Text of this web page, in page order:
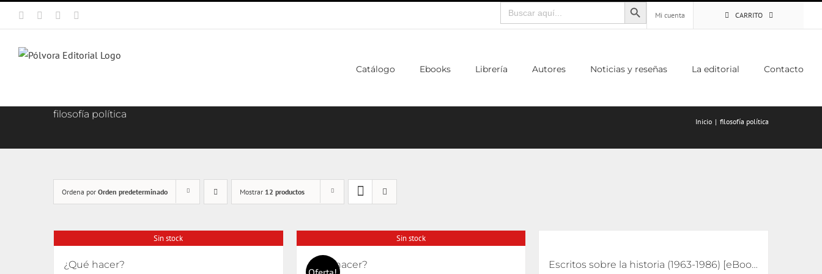
Facebook Instagram
Buscar:
Mi cuenta
CARRITO
Catálogo Ebooks Librería Autores Noticias y reseñas La editorial Contacto
filosofía política
Inicio filosofía política
Ordena por Orden predeterminado Mostrar 12 productos
Sin stock
¿Qué hacer?
Sin stock
¿Qué hacer? Escritos sobre la historia (1963-1986) [eBook]